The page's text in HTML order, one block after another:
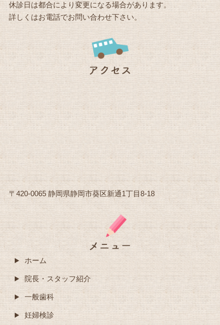
休診日は都合により変更になる場合があります。
詳しくはお電話でお問い合わせ下さい。
〒420-0065 静岡県静岡市葵区新通1丁目8-18
ホーム
院長・スタッフ紹介
一般歯科
妊婦検診